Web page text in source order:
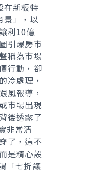
在新板特
景」，以
利10億
引爆房市
稱為市場
行動，卻
冷處理，
風報導，
市場出現
後透露了
非常清
了，這不
是精心設
「七折讓